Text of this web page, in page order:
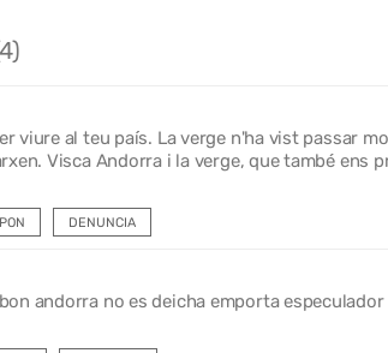
viure al teu país. La verge n'ha vist passar
Visca Andorra i la verge, que també ens
DENUNCIA
andorra no es deicha emporta